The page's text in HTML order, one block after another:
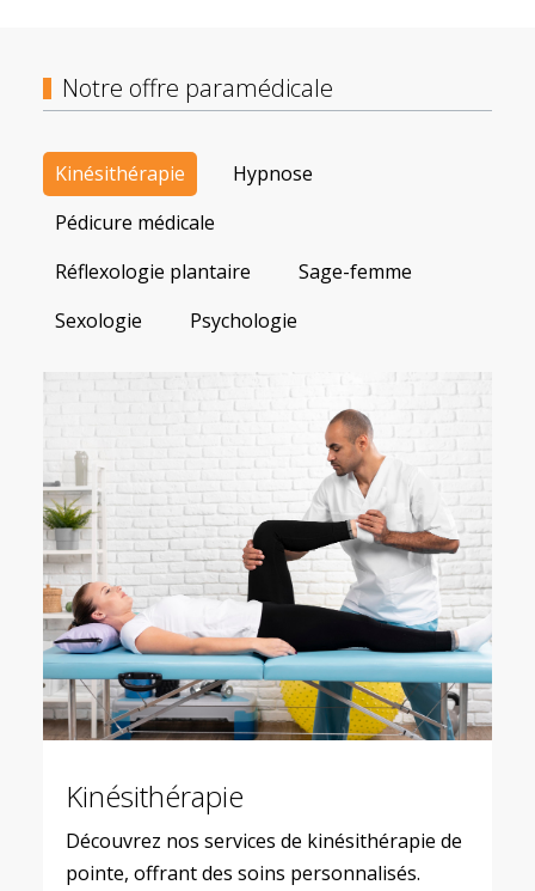
Notre offre paramédicale
Kinésithérapie
Hypnose
Pédicure médicale
Réflexologie plantaire
Sage-femme
Sexologie
Psychologie
Kinésithérapie
Découvrez nos services de kinésithérapie de
pointe, offrant des soins personnalisés.